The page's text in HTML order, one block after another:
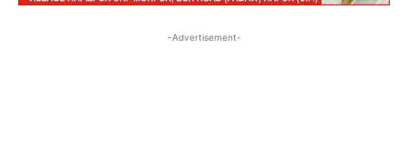
-Advertisement-